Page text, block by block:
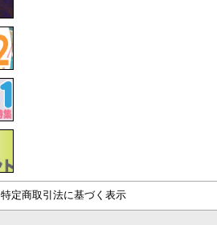
特定商取引法に基づく表示